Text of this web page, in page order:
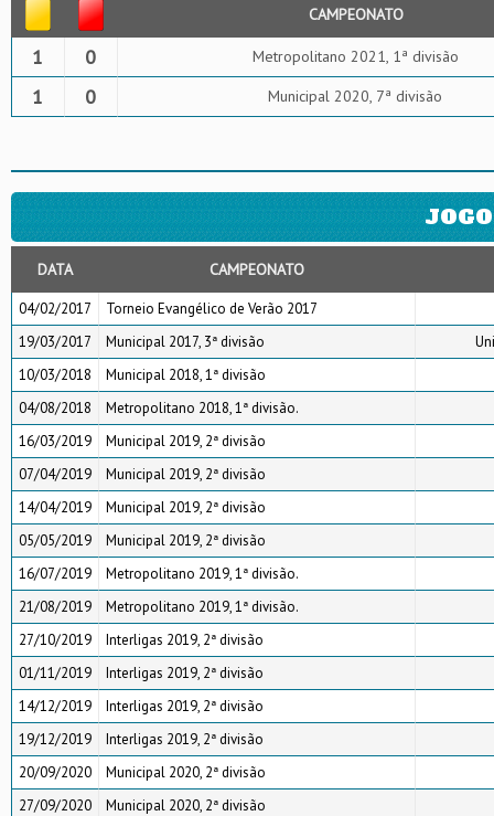
CAMPEONATO
1 0 Metropolitano 2021, 1ª divisão
1 0 Municipal 2020, 7ª divisão
DATA CAMPEONATO
04/02/2017
Torneio Evangélico de Verão 2017
19/03/2017
Municipal 2017, 3ª divisão
10/03/2018
Municipal 2018, 1ª divisão
04/08/2018
Metropolitano 2018, 1ª divisão.
16/03/2019
Municipal 2019, 2ª divisão
07/04/2019
Municipal 2019, 2ª divisão
14/04/2019
Municipal 2019, 2ª divisão
05/05/2019
Municipal 2019, 2ª divisão
16/07/2019
Metropolitano 2019, 1ª divisão.
21/08/2019
Metropolitano 2019, 1ª divisão.
27/10/2019
Interligas 2019, 2ª divisão
01/11/2019
Interligas 2019, 2ª divisão
14/12/2019
Interligas 2019, 2ª divisão
19/12/2019
Interligas 2019, 2ª divisão
20/09/2020
Municipal 2020, 2ª divisão
27/09/2020
Municipal 2020, 2ª divisão